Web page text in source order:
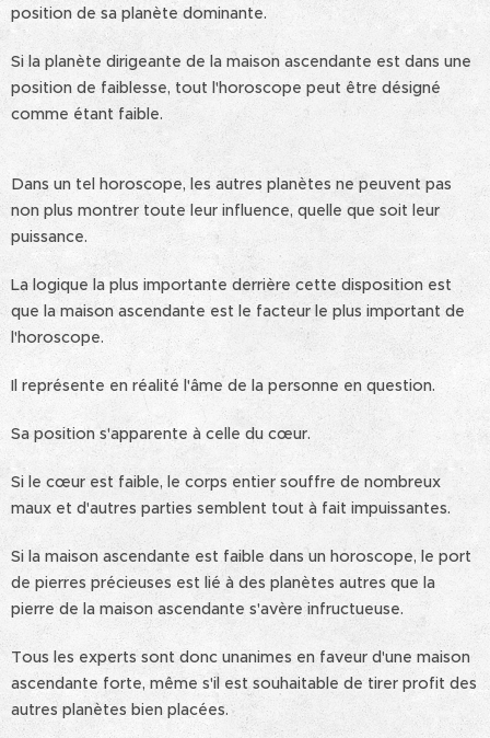
position de sa planète dominante.
Si la planète dirigeante de la maison ascendante est dans une
position de faiblesse, tout l'horoscope peut être désigné
comme étant faible.
Dans un tel horoscope, les autres planètes ne peuvent pas
non plus montrer toute leur influence, quelle que soit leur
puissance.
La logique la plus importante derrière cette disposition est
que la maison ascendante est le facteur le plus important de
l'horoscope.
Il représente en réalité l'âme de la personne en question.
Sa position s'apparente à celle du cœur.
Si le cœur est faible, le corps entier souffre de nombreux
maux et d'autres parties semblent tout à fait impuissantes.
Si la maison ascendante est faible dans un horoscope, le port
de pierres précieuses est lié à des planètes autres que la
pierre de la maison ascendante s'avère infructueuse.
Tous les experts sont donc unanimes en faveur d'une maison
ascendante forte, même s'il est souhaitable de tirer profit des
autres planètes bien placées.